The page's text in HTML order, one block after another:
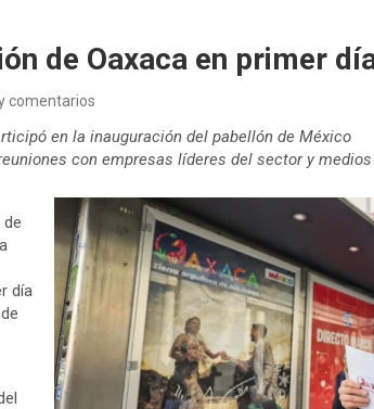
de Oaxaca en primer
comentarios
en la inauguración del pabellón de México
con empresas líderes del sector y
día